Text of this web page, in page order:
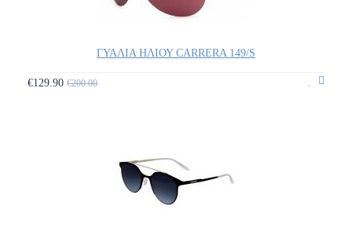
ΓΥΑΛΙΑ ΗΛΙΟΥ CARRERA 149/S
€129.90€200.00